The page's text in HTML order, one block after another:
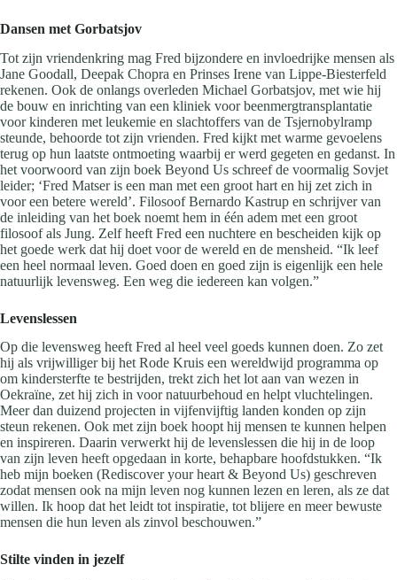
Dansen met Gorbatsjov
Tot zijn vriendenkring mag Fred bijzondere en invloedrijke mensen als
Jane Goodall, Deepak Chopra en Prinses Irene van Lippe-Biesterfeld
rekenen. Ook de onlangs overleden Michael Gorbatsjov, met wie hij
de bouw en inrichting van een kliniek voor beenmergtransplantatie
voor kinderen met leukemie en slachtoffers van de Tsjernobylramp
steunde, behoorde tot zijn vrienden. Fred kijkt met warme gevoelens
terug op hun laatste ontmoeting waarbij er werd gegeten en gedanst. In
het voorwoord van zijn boek Beyond Us schreef de voormalig Sovjet
leider; ‘Fred Matser is een man met een groot hart en hij zet zich in
voor een betere wereld’. Filosoof Bernardo Kastrup en schrijver van
de inleiding van het boek noemt hem in één adem met een groot
filosoof als Jung. Zelf heeft Fred een nuchtere en bescheiden kijk op
het goede werk dat hij doet voor de wereld en de mensheid. “Ik leef
een heel normaal leven. Goed doen en goed zijn is eigenlijk een hele
natuurlijk levensweg. Een weg die iedereen kan volgen.”
Levenslessen
Op die levensweg heeft Fred al heel veel goeds kunnen doen. Zo zet
hij als vrijwilliger bij het Rode Kruis een wereldwijd programma op
om kindersterfte te bestrijden, trekt zich het lot aan van wezen in
Oekraïne, zet hij zich in voor natuurbehoud en helpt vluchtelingen.
Meer dan duizend projecten in vijfenvijftig landen konden op zijn
steun rekenen. Ook met zijn boek hoopt hij mensen te kunnen helpen
en inspireren. Daarin verwerkt hij de levenslessen die hij in de loop
van zijn leven heeft opgedaan in korte, behapbare hoofdstukken. “Ik
heb mijn boeken (Rediscover your heart & Beyond Us) geschreven
zodat mensen ook na mijn leven nog kunnen lezen en leren, als ze dat
willen. Ik hoop dat het leidt tot inspiratie, tot blijere en meer bewuste
mensen die hun leven als zinvol beschouwen.”
Stilte vinden in jezelf